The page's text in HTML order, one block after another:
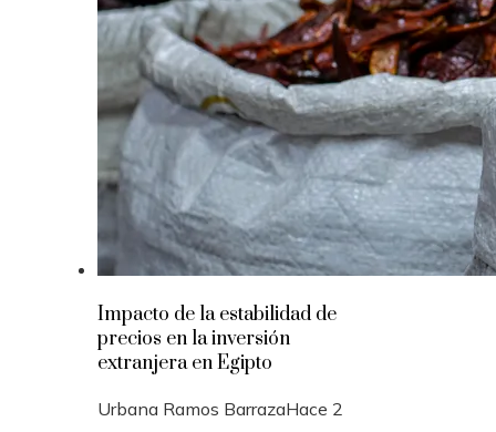
Impacto de la estabilidad de
precios en la inversión
extranjera en Egipto
Urbana Ramos BarrazaHace 2